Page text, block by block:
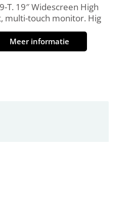
T. 19″ Widescreen High
multi-touch monitor. Hig
Meer informatie